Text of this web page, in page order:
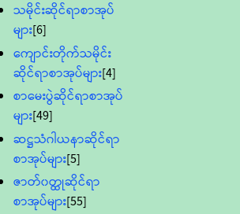
သမိုင်းဆိုင်ရာစာအုပ်
များ[6]
ကျောင်းတိုက်သမိုင်း
ဆိုင်ရာစာအုပ်များ[4]
စာမေးပွဲဆိုင်ရာစာအုပ်
များ[49]
ဆဋ္ဌသံဂါယနာဆိုင်ရာ
စာအုပ်များ[5]
ဇာတ်၀တ္ထုဆိုင်ရာ
စာအုပ်များ[55]